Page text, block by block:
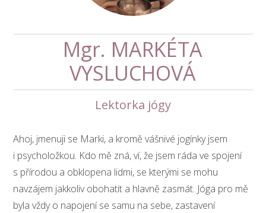
Mgr. MARKÉTA
VYSLUCHOVÁ
Lektorka jógy
Ahoj, jmenuji se Marki, a kromě vášnivé jogínky jsem
i psycholožkou. Kdo mě zná, ví, že jsem ráda ve spojení
s přírodou a obklopena lidmi, se kterými se mohu
navzájem jakkoliv obohatit a hlavně zasmát. Jóga pro mě
byla vždy o napojení se samu na sebe, zastavení